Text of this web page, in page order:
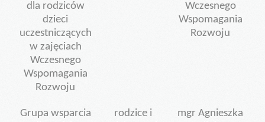
dla rodziców
dzieci
uczestniczących
w zajęciach
Wczesnego
Wspomagania
Rozwoju
Wczesnego
Wspomagania
Rozwoju
Grupa wsparcia
rodzice i
mgr Agnieszka